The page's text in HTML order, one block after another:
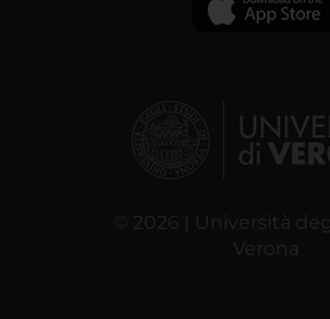
© 2026 | Università
Verona